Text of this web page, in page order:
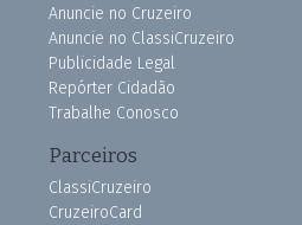
Anuncie no Cruzeiro
Anuncie no ClassiCruzeiro
Publicidade Legal
Repórter Cidadão
Trabalhe Conosco
Parceiros
ClassiCruzeiro
CruzeiroCard